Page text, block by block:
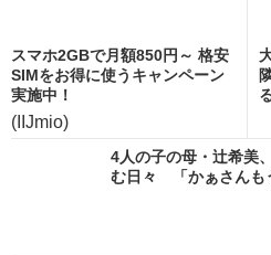
スマホ2GBで月額850円～ 格安
SIMをお得に使うキャンペーン
実施中！
(IIJmio)
4人の子の母・辻希美
む日々 「かぁさんも